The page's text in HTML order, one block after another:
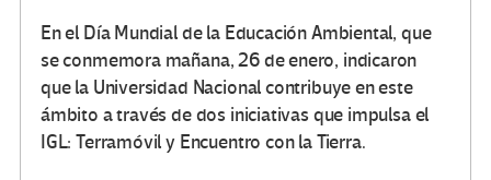
En el Día Mundial de la Educación Ambiental, que
se conmemora mañana, 26 de enero, indicaron
que la Universidad Nacional contribuye en este
ámbito a través de dos iniciativas que impulsa el
IGL: Terramóvil y Encuentro con la Tierra.